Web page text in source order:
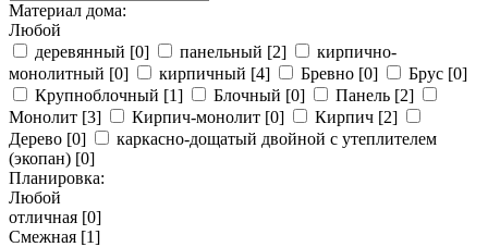
Материал дома:
Любой
деревянный [0] панельный [2]
кирпично-
монолитный [0] кирпичный [4] Бревно [0] Брус [0]
Крупноблочный [1] Блочный [0] Панель [2]
Монолит [3] Кирпич-монолит [0] Кирпич [2]
Дерево [0]
каркасно-дощатый двойной с утеплителем
(экопан) [0]
Планировка:
Любой
отличная [0]
Смежная [1]